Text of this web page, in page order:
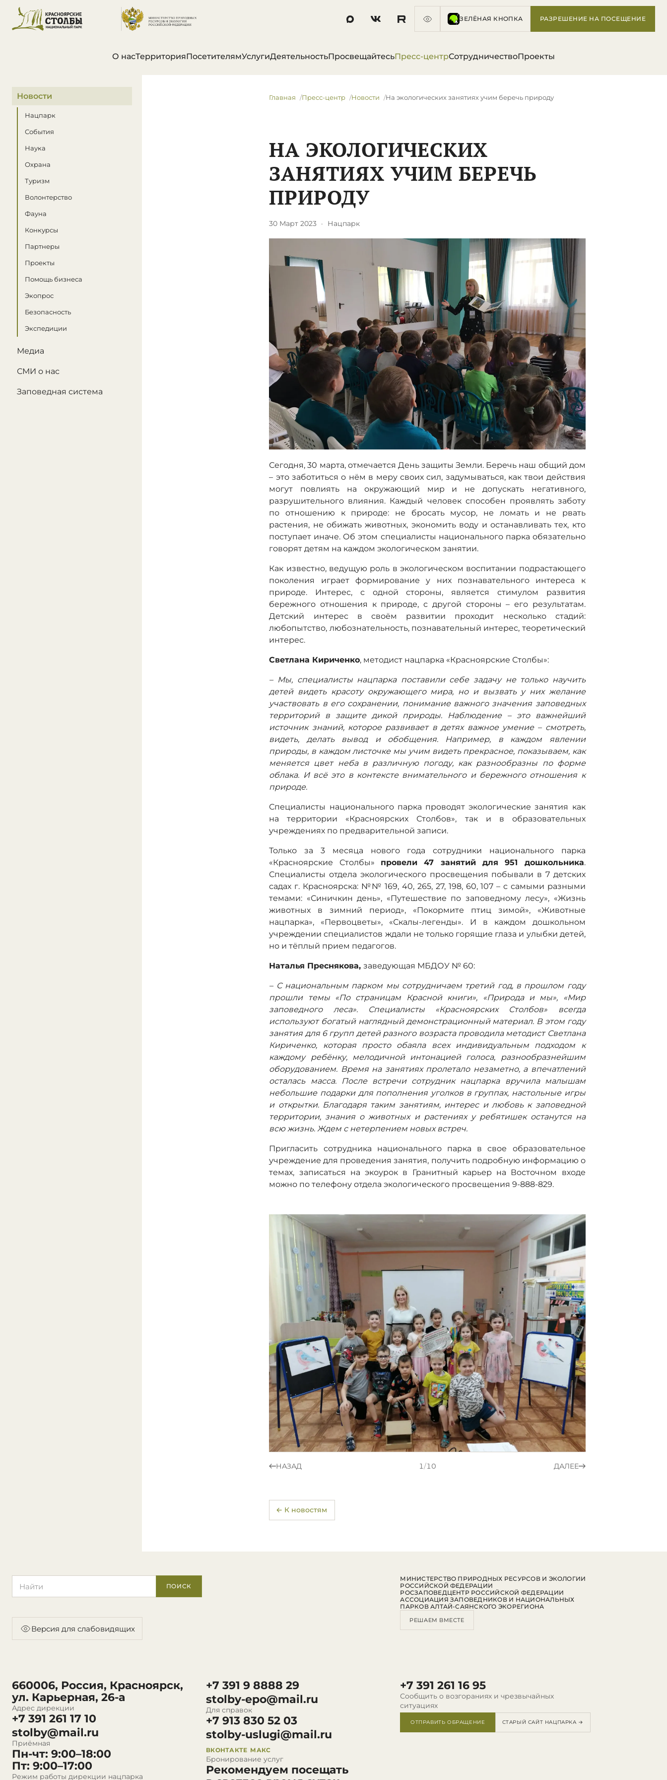
ЗЕЛЁНАЯ КНОПКА РАЗРЕШЕНИЕ НА ПОСЕЩЕНИЕ
О насТерриторияПосетителямУслугиДеятельностьПросвещайтесьПресс-центрСотрудничествоПроекты
В этом разделе
Новости
Нацпарк
События
Наука
Охрана
Туризм
Волонтерство
Фауна
Конкурсы
Партнеры
Проекты
Помощь бизнеса
Экопрос
Безопасность
Экспедиции
Медиа
СМИ о нас
Заповедная система
Главная Пресс-центр Новости На экологических занятиях учим беречь природу
НА ЭКОЛОГИЧЕСКИХ
ЗАНЯТИЯХ УЧИМ БЕРЕЧЬ
ПРИРОДУ
30 Март 2023 · Нацпарк
Сегодня, 30 марта, отмечается День защиты Земли. Беречь наш общий дом
– это заботиться о нём в меру своих сил, задумываться, как твои действия
могут повлиять на окружающий мир и не допускать негативного,
разрушительного влияния. Каждый человек способен проявлять заботу
по отношению к природе: не бросать мусор, не ломать и не рвать
растения, не обижать животных, экономить воду и останавливать тех, кто
поступает иначе. Об этом специалисты национального парка обязательно
говорят детям на каждом экологическом занятии.
Как известно, ведущую роль в экологическом воспитании подрастающего
поколения играет формирование у них познавательного интереса к
природе. Интерес, с одной стороны, является стимулом развития
бережного отношения к природе, с другой стороны – его результатам.
Детский интерес в своём развитии проходит несколько стадий:
любопытство, любознательность, познавательный интерес, теоретический
интерес.
Светлана Кириченко, методист нацпарка «Красноярские Столбы»:
– Мы, специалисты нацпарка поставили себе задачу не только научить
детей видеть красоту окружающего мира, но и вызвать у них желание
участвовать в его сохранении, понимание важного значения заповедных
территорий в защите дикой природы. Наблюдение – это важнейший
источник знаний, которое развивает в детях важное умение – смотреть,
видеть, делать вывод и обобщения. Например, в каждом явлении
природы, в каждом листочке мы учим видеть прекрасное, показываем, как
меняется цвет неба в различную погоду, как разнообразны по форме
облака. И всё это в контексте внимательного и бережного отношения к
природе.
Специалисты национального парка проводят экологические занятия как
на территории «Красноярских Столбов», так и в образовательных
учреждениях по предварительной записи.
Только за 3 месяца нового года сотрудники национального парка
«Красноярские Столбы» провели 47 занятий для 951 дошкольника.
Специалисты отдела экологического просвещения побывали в 7 детских
садах г. Красноярска: №№ 169, 40, 265, 27, 198, 60, 107 – с самыми разными
темами: «Синичкин день», «Путешествие по заповедному лесу», «Жизнь
животных в зимний период», «Покормите птиц зимой», «Животные
нацпарка», «Первоцветы», «Скалы-легенды». И в каждом дошкольном
учреждении специалистов ждали не только горящие глаза и улыбки детей,
но и тёплый прием педагогов.
Наталья Преснякова,заведующая МБДОУ № 60:
–С национальным парком мы сотрудничаем третий год, в прошлом году
прошли темы «По страницам Красной книги», «Природа и мы», «Мир
заповедного леса». Специалисты «Красноярских Столбов» всегда
используют богатый наглядный демонстрационный материал. В этом году
занятия для 6 групп детей разного возраста проводила методист Светлана
Кириченко, которая просто обаяла всех индивидуальным подходом к
каждому ребёнку, мелодичной интонацией голоса, разнообразнейшим
оборудованием. Время на занятиях пролетало незаметно, а впечатлений
осталась масса. После встречи сотрудник нацпарка вручила малышам
небольшие подарки для пополнения уголков в группах, настольные игры
и открытки. Благодаря таким занятиям, интерес и любовь к заповедной
территории, знания о животных и растениях у ребятишек останутся на
всю жизнь. Ждем с нетерпением новых встреч.
Пригласить сотрудника национального парка в свое образовательное
учреждение для проведения занятия, получить подробную информацию о
темах, записаться на экоурок в Гранитный карьер на Восточном входе
можно по телефону отдела экологического просвещения 9-888-829.
НАЗАД 1/10 ДАЛЕЕ
← К новостям
ПОИСК
Версия для слабовидящих
660006, Россия, Красноярск,
ул. Карьерная, 26-а
Адрес дирекции
+7 391 261 17 10
stolby@mail.ru
Приёмная
Пн-чт: 9:00–18:00
Пт: 9:00–17:00
Режим работы дирекции нацпарка
+7 391 9 8888 29
stolby-epo@mail.ru
Для справок
+7 913 830 52 03
stolby-uslugi@mail.ru
ВКОНТАКТЕ МАКС
Бронирование услуг
Рекомендуем посещать
+7 391 261 16 95
Сообщить о возгораниях и чрезвычайных
ситуациях
ОТПРАВИТЬ ОБРАЩЕНИЕ СТАРЫЙ САЙТ НАЦПАРКА →
МИНИСТЕРСТВО ПРИРОДНЫХ РЕСУРСОВ И ЭКОЛОГИИ
РОССИЙСКОЙ ФЕДЕРАЦИИ
РОСЗАПОВЕДЦЕНТР РОССИЙСКОЙ ФЕДЕРАЦИИ
АССОЦИАЦИЯ ЗАПОВЕДНИКОВ И НАЦИОНАЛЬНЫХ
ПАРКОВ АЛТАЙ-САЯНСКОГО ЭКОРЕГИОНА
РЕШАЕМ ВМЕСТЕ